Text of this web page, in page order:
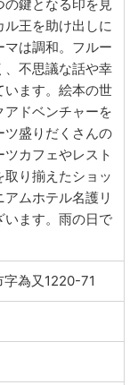
鍵となる印を見
王を助け出しに
は調和。フルー
、不思議な話や幸
います。絵本の世
ドベンチャーを
ツ盛りだくさんの
カフェやレスト
り揃えたショッ
ムホテル名護リ
います。雨の日で
為又1220-71